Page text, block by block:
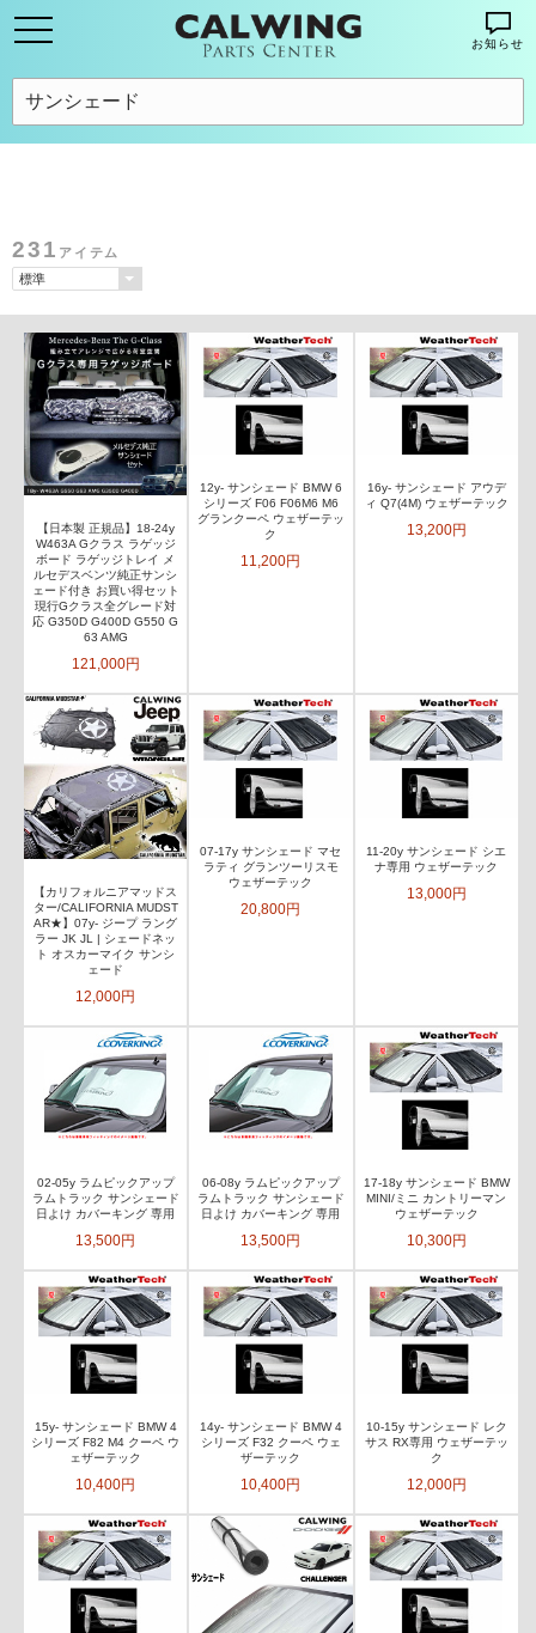
お知らせ
231 アイテム
【日本製 正規品】18-24y
W463A Gクラス ラゲッジ
ボード ラゲッジトレイ メ
ルセデスベンツ純正サンシ
ェード付き お買い得セット
現行Gクラス全グレード対
応 G350D G400D G550 G
63 AMG
121,000円
12y- サンシェード BMW 6
シリーズ F06 F06M6 M6
グランクーペ ウェザーテッ
ク
11,200円
16y- サンシェード アウデ
ィ Q7(4M) ウェザーテック
13,200円
【カリフォルニアマッドス
ター/CALIFORNIA MUDST
AR★】07y- ジープ ラング
ラー JK JL | シェードネッ
ト オスカーマイク サンシ
ェード
12,000円
07-17y サンシェード マセ
ラティ グランツーリスモ
ウェザーテック
20,800円
11-20y サンシェード シエ
ナ専用 ウェザーテック
13,000円
02-05y ラムピックアップ
ラムトラック サンシェード
日よけ カバーキング 専用
13,500円
06-08y ラムピックアップ
ラムトラック サンシェード
日よけ カバーキング 専用
13,500円
17-18y サンシェード BMW
MINI/ミニ カントリーマン
ウェザーテック
10,300円
15y- サンシェード BMW 4
シリーズ F82 M4 クーペ ウ
ェザーテック
10,400円
14y- サンシェード BMW 4
シリーズ F32 クーペ ウェ
ザーテック
10,400円
10-15y サンシェード レク
サス RX専用 ウェザーテッ
ク
12,000円